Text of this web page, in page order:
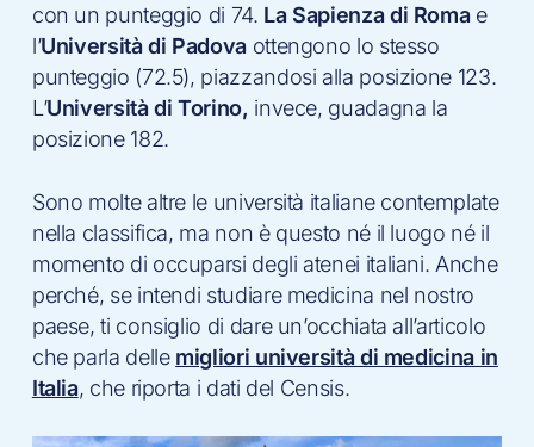
con un punteggio di 74. La Sapienza di Romae
l’Università di Padovaottengono lo stesso
punteggio (72.5), piazzandosi alla posizione 123.
L’Università di Torino, invece, guadagna la
posizione 182.
Sono molte altre le università italiane contemplate
nella classifica, ma non è questo né il luogo né il
momento di occuparsi degli atenei italiani. Anche
perché, se intendi studiare medicina nel nostro
paese, ti consiglio di dare un’occhiata all’articolo
che parla delle migliori università di medicina in
Italia, che riporta i dati del Censis.